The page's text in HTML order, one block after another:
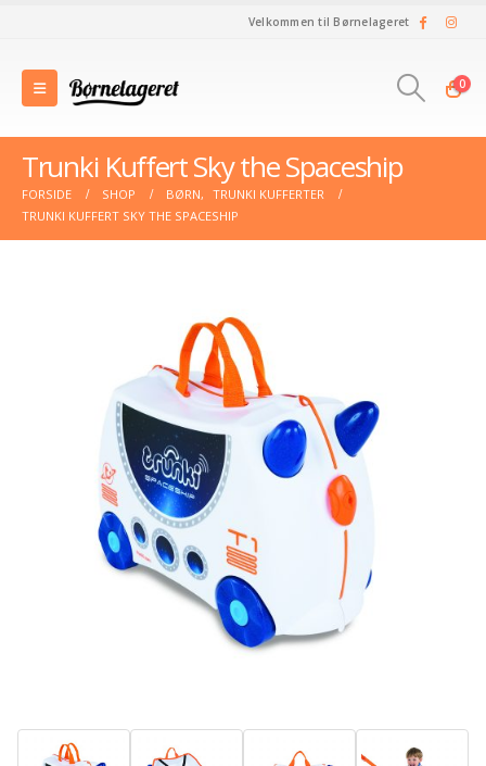
Velkommen til Børnelageret
0
Trunki Kuffert Sky the Spaceship
FORSIDE SHOP BØRN, TRUNKI KUFFERTER
TRUNKI KUFFERT SKY THE SPACESHIP